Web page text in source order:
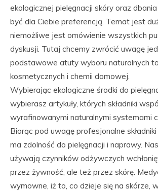
ekologicznej pielęgnacji skóry oraz
być dla Ciebie preferencją. Temat jest
niemożliwe jest omówienie wszystkich
dyskusji. Tutaj chcemy zwrócić uwagę
podstawowe atuty wyboru naturalnych
kosmetycznych i chemii domowej.
Wybierając ekologiczne środki do
wybierasz artykuły, których składniki
wyrafinowanymi naturalnymi systemami
Biorąc pod uwagę profesjonalne
ma zdolność do pielęgnacji i naprawy.
używają czynników odżywczych
przez żywność, ale też przez skórę.
wymowne, iż to, co dzieje się na skórze,